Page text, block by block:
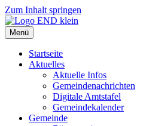
Zum Inhalt springen
Menü
Startseite
Aktuelles
Aktuelle Infos
Gemeindenachrichten
Digitale Amtstafel
Gemeindekalender
Gemeinde